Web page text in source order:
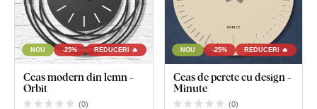
NOU -25% REDUCERI 🔥
Ceas modern din lemn -
Orbit
(0)
NOU -25% REDUCERI 🔥
Ceas de perete cu design -
Minute
(0)